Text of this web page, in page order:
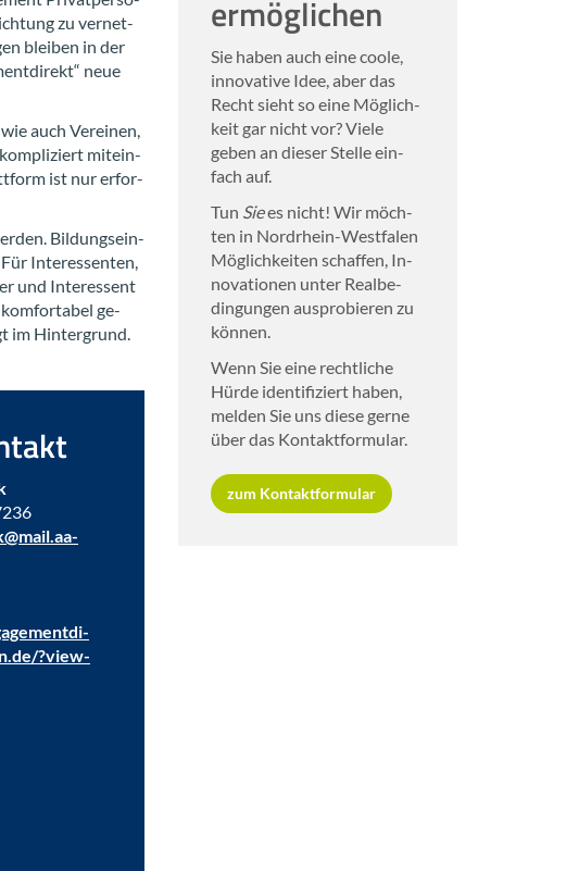
zu ver­net­
blei­ben in der
neue
auch Ver­ei­nen,
mit­ein­
ist nur er­for­
Bil­dungs­ein­
In­ter­es­sen­ten,
und In­ter­es­sent
kom­for­ta­bel ge­
im Hin­ter­grund.
?view­
er­mög­li­chen
Sie haben auch eine coole,
in­no­va­ti­ve Idee, aber das
Recht sieht so eine Mög­lich­
keit gar nicht vor? Viele
geben an die­ser Stel­le ein­
fach auf.
Tun Siees nicht! Wir möch­
ten in Nordrhein-​Westfalen
Mög­lich­kei­ten schaf­fen, In­
no­va­tio­nen unter Re­al­be­
din­gun­gen aus­pro­bie­ren zu
kön­nen.
Wenn Sie eine recht­li­che
Hürde iden­ti­fi­ziert haben,
mel­den Sie uns diese gerne
über das Kon­takt­for­mu­lar.
zum Kon­takt­for­mu­lar